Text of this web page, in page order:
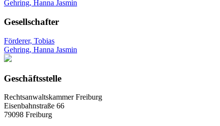
Gehring, Hanna Jasmin
Gesellschafter
Förderer, Tobias
Gehring, Hanna Jasmin
Geschäftsstelle
Rechtsanwaltskammer Freiburg
Eisenbahnstraße 66
79098 Freiburg